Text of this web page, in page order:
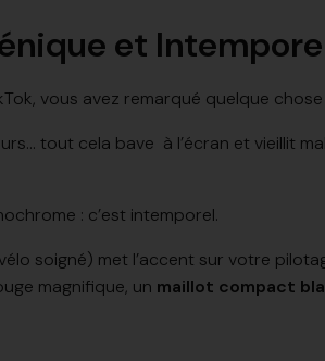
et
vous avez remarqué quelque
tout cela bave à l’écran et vieillit
: c’est intemporel.
soigné) met l’accent sur votre
magnifique, un maillot compact